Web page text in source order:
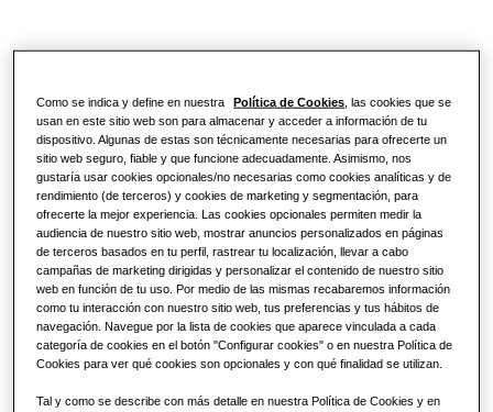
Como se indica y define en nuestra Política de Cookies , las cookies que se
usan en este sitio web son para almacenar y acceder a información de tu
dispositivo. Algunas de estas son técnicamente necesarias para ofrecerte un
sitio web seguro, fiable y que funcione adecuadamente. Asimismo, nos
gustaría usar cookies opcionales/no necesarias como cookies analíticas y de
rendimiento (de terceros) y cookies de marketing y segmentación, para
ofrecerte la mejor experiencia. Las cookies opcionales permiten medir la
audiencia de nuestro sitio web, mostrar anuncios personalizados en páginas
de terceros basados en tu perfil, rastrear tu localización, llevar a cabo
campañas de marketing dirigidas y personalizar el contenido de nuestro sitio
web en función de tu uso. Por medio de las mismas recabaremos información
como tu interacción con nuestro sitio web, tus preferencias y tus hábitos de
navegación. Navegue por la lista de cookies que aparece vinculada a cada
categoría de cookies en el botón "Configurar cookies" o en nuestra Política de
Cookies para ver qué cookies son opcionales y con qué finalidad se utilizan.
Tal y como se describe con más detalle en nuestra Política de Cookies y en